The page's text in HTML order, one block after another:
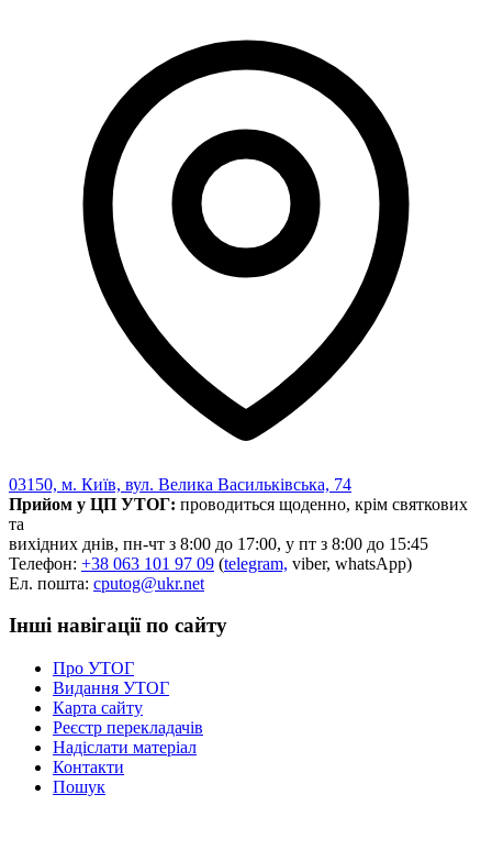
03150, м. Київ, вул. Велика Васильківська, 74
Прийом у ЦП УТОГ: проводиться щоденно, крім святкових
та
вихідних днів, пн-чт з 8:00 до 17:00, у пт з 8:00 до 15:45
Телефон: +38 063 101 97 09 (telegram, viber, whatsApp)
Ел. пошта: cputog@ukr.net
Інші навігації по сайту
Про УТОГ
Видання УТОГ
Карта сайту
Реєстр перекладачів
Надіслати матеріал
Контакти
Пошук